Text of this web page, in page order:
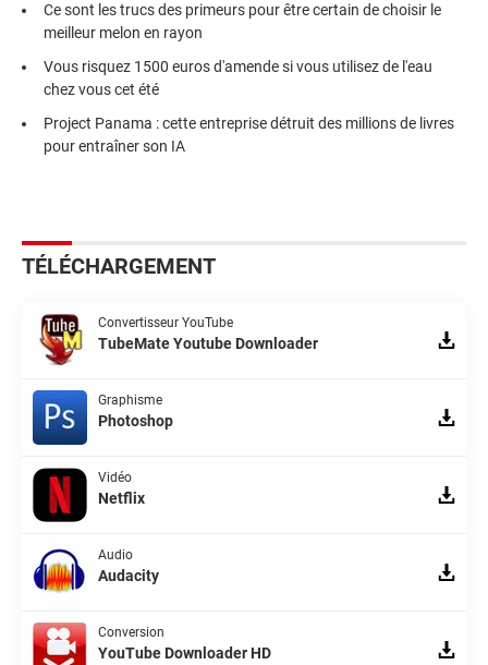
Ce sont les trucs des primeurs pour être certain de choisir le
meilleur melon en rayon
Vous risquez 1500 euros d'amende si vous utilisez de l'eau
chez vous cet été
Project Panama : cette entreprise détruit des millions de livres
pour entraîner son IA
TÉLÉCHARGEMENT
Convertisseur YouTube
TubeMate Youtube Downloader
Graphisme
Photoshop
Vidéo
Netflix
Audio
Audacity
Conversion
YouTube Downloader HD